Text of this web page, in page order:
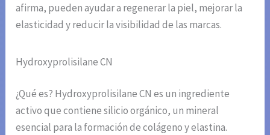
afirma, pueden ayudar a regenerar la piel, mejorar la
elasticidad y reducir la visibilidad de las marcas.
Hydroxyprolisilane CN
¿Qué es? Hydroxyprolisilane CN es un ingrediente
activo que contiene silicio orgánico, un mineral
esencial para la formación de colágeno y elastina.